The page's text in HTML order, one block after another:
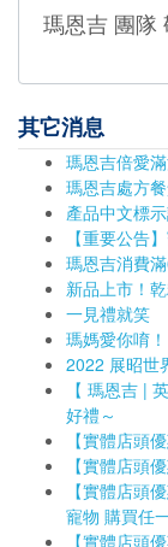
瑪恩吉 團隊
其它消息
瑪恩吉倍愛
瑪恩吉處方
產品中文標
【重要公告
瑪恩吉消費
新品上市！
一見禮就笑
瑪媽愛你唷！
2022 展昭世
【 瑪恩吉 |
好禮～
【實體店頭
【實體店頭
【實體店頭
寵物 購買任
【實體店頭